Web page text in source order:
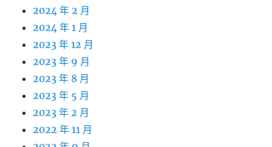
2024 年 2 月
2024 年 1 月
2023 年 12 月
2023 年 9 月
2023 年 8 月
2023 年 5 月
2023 年 2 月
2022 年 11 月